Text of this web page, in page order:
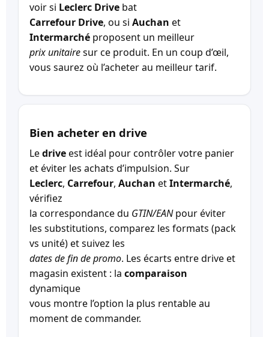
voir si Leclerc Drive bat
Carrefour Drive, ou si Auchan et
Intermarché proposent un meilleur
prix unitairesur ce produit. En un coup d’œil,
vous saurez où l’acheter au meilleur tarif.
Bien acheter en drive
Ledriveest idéal pour contrôler votre panier
et éviter les achats d’impulsion. Sur
Leclerc, Carrefour, Auchan etIntermarché,
vérifiez
la correspondance du GTIN/EANpour éviter
les substitutions, comparez les formats (pack
vs unité) et suivez les
dates de fin de promo. Les écarts entre drive et
magasin existent : la comparaison
dynamique
vous montre l’option la plus rentable au
moment de commander.